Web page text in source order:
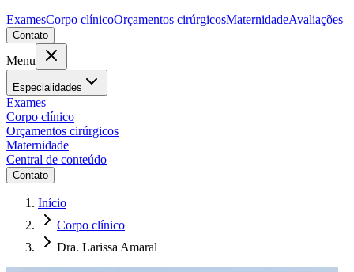
ExamesCorpo clínicoOrçamentos cirúrgicosMaternidadeAvaliações
Contato
Menu
Especialidades
Exames
Corpo clínico
Orçamentos cirúrgicos
Maternidade
Central de conteúdo
Contato
Início
Corpo clínico
Dra. Larissa Amaral